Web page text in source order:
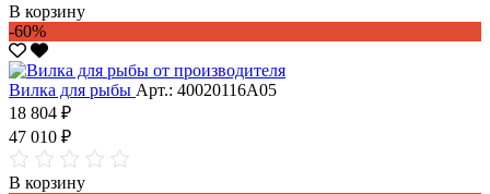
В корзину
-60%
Вилка для рыбы Арт.: 40020116А05
18 804 ₽
47 010 ₽
В корзину